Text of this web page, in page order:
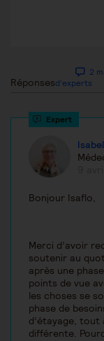
Réponses
2
d'experts
Bonjour Isaflo,
Merci d’avoir
soutenir au
après une
points de vue
les choses se
phase de
d’étayage, tout
différente.